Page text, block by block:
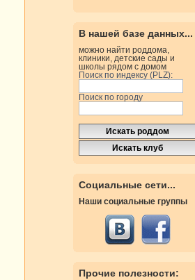
В нашей базе данных...
можно найти роддома,
клиники, детские сады и
школы рядом с домом
Поиск по индексу (PLZ):
Поиск по городу
Социальные сети...
Наши социальные группы
Прочие полезности: